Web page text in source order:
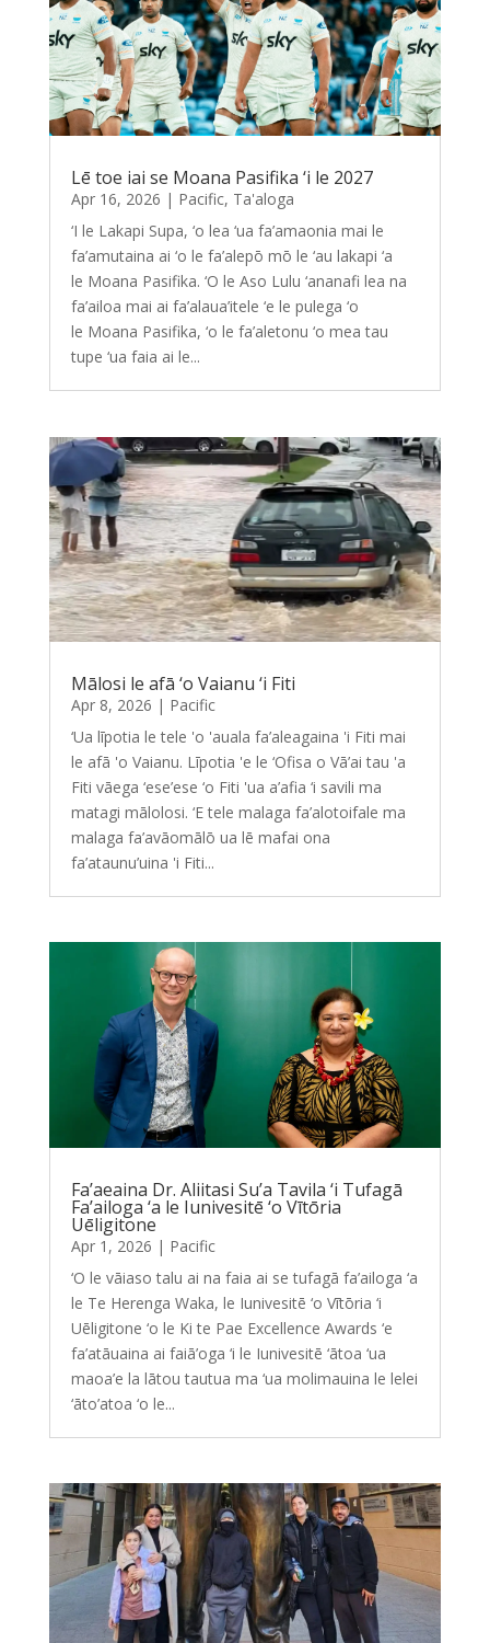
Lē toe iai se Moana Pasifika ‘i le 2027
Apr 16, 2026 | Pacific, Ta'aloga
‘I le Lakapi Supa, ‘o lea ‘ua fa’amaonia mai le
fa’amutaina ai ‘o le fa’alepō mō le ‘au lakapi ‘a
le Moana Pasifika. ‘O le Aso Lulu ‘ananafi lea na
fa’ailoa mai ai fa’alaua’itele ‘e le pulega ‘o
le Moana Pasifika, ‘o le fa’aletonu ‘o mea tau
tupe ‘ua faia ai le...
Mālosi le afā ‘o Vaianu ‘i Fiti
Apr 8, 2026 | Pacific
‘Ua līpotia le tele 'o 'auala fa’aleagaina 'i Fiti mai
le afā 'o Vaianu. Līpotia 'e le ‘Ofisa o Vā’ai tau 'a
Fiti vāega ‘ese’ese ‘o Fiti 'ua a’afia ‘i savili ma
matagi mālolosi. ‘E tele malaga fa’alotoifale ma
malaga fa’avāomālō ua lē mafai ona
fa’ataunu’uina 'i Fiti...
Fa’aeaina Dr. Aliitasi Su’a Tavila ‘i Tufagā
Fa’ailoga ‘a le Iunivesitē ‘o Vītōria
Uēligitone
Apr 1, 2026 | Pacific
‘O le vāiaso talu ai na faia ai se tufagā fa’ailoga ‘a
le Te Herenga Waka, le Iunivesitē ‘o Vītōria ‘i
Uēligitone ‘o le Ki te Pae Excellence Awards ‘e
fa’atāuaina ai faiā’oga ‘i le Iunivesitē ‘ātoa ‘ua
maoa’e la lātou tautua ma ‘ua molimauina le lelei
‘āto’atoa ‘o le...